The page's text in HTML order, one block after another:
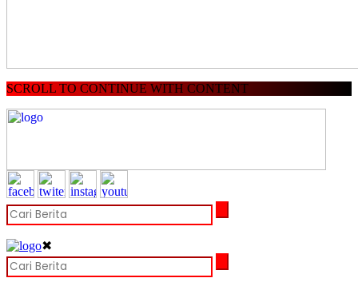
SCROLL TO CONTINUE WITH CONTENT
✖